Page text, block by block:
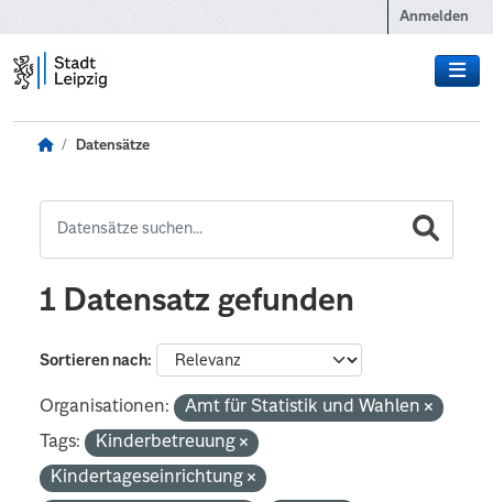
Anmelden
Datensätze
1 Datensatz gefunden
Sortieren nach
Organisationen:
Amt für Statistik und Wahlen
Tags:
Kinderbetreuung
Kindertageseinrichtung